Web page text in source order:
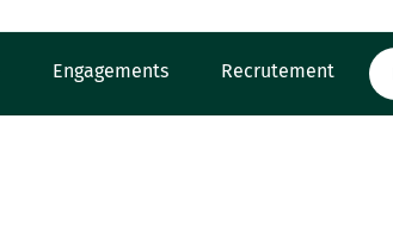
Engagements Recrutement